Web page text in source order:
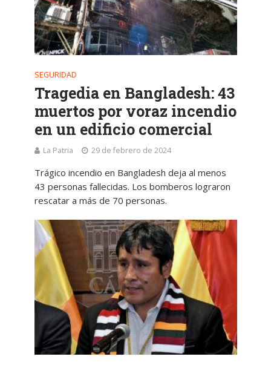
SEGURIDAD
Tragedia en Bangladesh: 43
muertos por voraz incendio
en un edificio comercial
La Patria 29 de febrero de 2024
Trágico incendio en Bangladesh deja al menos
43 personas fallecidas. Los bomberos lograron
rescatar a más de 70 personas.